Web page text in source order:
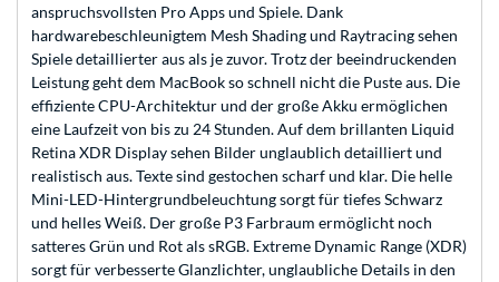
anspruchsvollsten Pro Apps und Spiele. Dank
hardwarebeschleunigtem Mesh Shading und Raytracing sehen
Spiele detaillierter aus als je zuvor. Trotz der beeindruckenden
Leistung geht dem MacBook so schnell nicht die Puste aus. Die
effiziente CPU-Architektur und der große Akku ermöglichen
eine Laufzeit von bis zu 24 Stunden. Auf dem brillanten Liquid
Retina XDR Display sehen Bilder unglaublich detailliert und
realistisch aus. Texte sind gestochen scharf und klar. Die helle
Mini-LED-Hintergrundbeleuchtung sorgt für tiefes Schwarz
und helles Weiß. Der große P3 Farbraum ermöglicht noch
satteres Grün und Rot als sRGB. Extreme Dynamic Range (XDR)
sorgt für verbesserte Glanzlichter, unglaubliche Details in den